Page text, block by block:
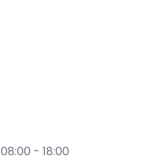
08:00 - 18:00